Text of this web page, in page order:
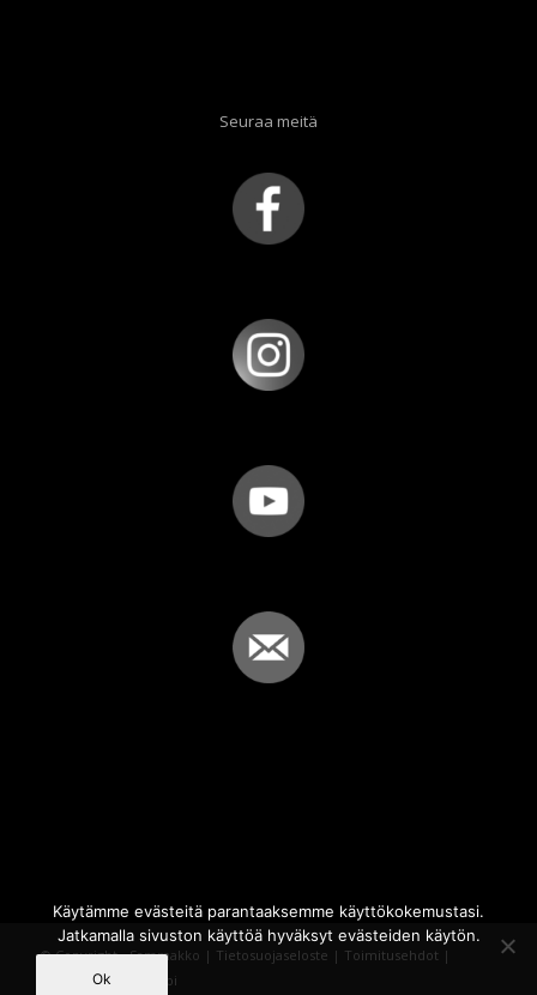
Seuraa meitä
© Copyright - Sammakko | Tietosuojaseloste | Toimitusehdot |
Powered by
iQWebbi
Käytämme evästeitä parantaaksemme käyttökokemustasi.
Jatkamalla sivuston käyttöä hyväksyt evästeiden käytön.
Ok